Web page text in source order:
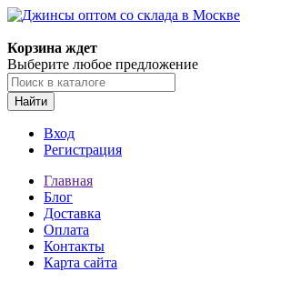
Корзина ждет
Выберите любое предложение
Найти
Вход
Регистрация
Главная
Блог
Доставка
Оплата
Контакты
Карта сайта